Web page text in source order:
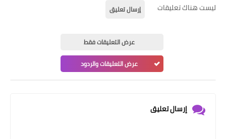
ليست هناك تعليقات إرسال تعليق
عرض التعليقات فقط
عرض التعليقات والردود
إرسال تعليق